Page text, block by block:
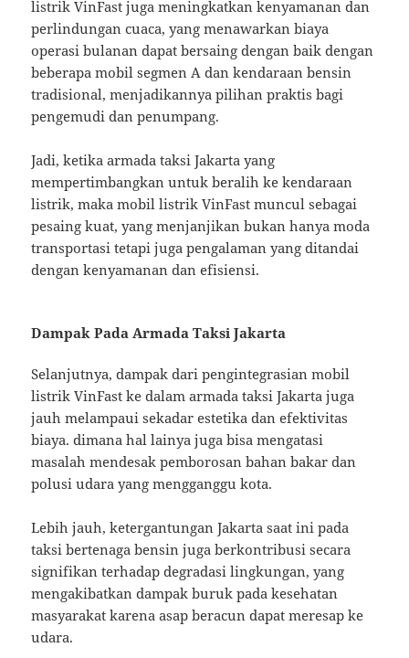
listrik VinFast juga meningkatkan kenyamanan dan
perlindungan cuaca, yang menawarkan biaya
operasi bulanan dapat bersaing dengan baik dengan
beberapa mobil segmen A dan kendaraan bensin
tradisional, menjadikannya pilihan praktis bagi
pengemudi dan penumpang.
Jadi, ketika armada taksi Jakarta yang
mempertimbangkan untuk beralih ke kendaraan
listrik, maka mobil listrik VinFast muncul sebagai
pesaing kuat, yang menjanjikan bukan hanya moda
transportasi tetapi juga pengalaman yang ditandai
dengan kenyamanan dan efisiensi.
Dampak Pada Armada Taksi Jakarta
Selanjutnya, dampak dari pengintegrasian mobil
listrik VinFast ke dalam armada taksi Jakarta juga
jauh melampaui sekadar estetika dan efektivitas
biaya. dimana hal lainya juga bisa mengatasi
masalah mendesak pemborosan bahan bakar dan
polusi udara yang mengganggu kota.
Lebih jauh, ketergantungan Jakarta saat ini pada
taksi bertenaga bensin juga berkontribusi secara
signifikan terhadap degradasi lingkungan, yang
mengakibatkan dampak buruk pada kesehatan
masyarakat karena asap beracun dapat meresap ke
udara.